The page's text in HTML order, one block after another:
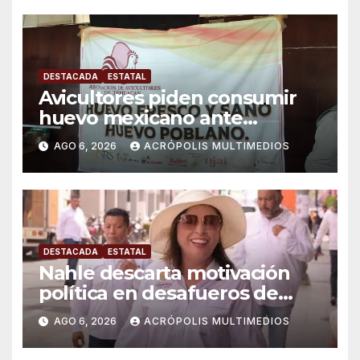
DESTACADA ESTATAL
Avicultores piden consumir
huevo mexicano ante
importaciones
AGO 6, 2026 ACRÓPOLIS MULTIMEDIOS
DESTACADA ESTATAL
Nahle descarta motivación
política en desafueros de
alcaldes
AGO 6, 2026 ACRÓPOLIS MULTIMEDIOS